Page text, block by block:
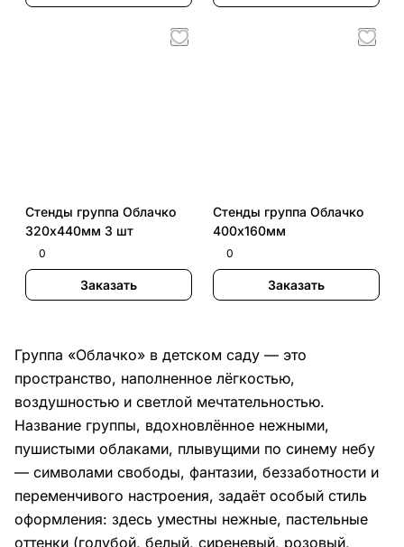
Стенды группа Облачко
320х440мм 3 шт
0
Заказать
Стенды группа Облачко
400х160мм
0
Заказать
Группа «Облачко» в детском саду — это
пространство, наполненное лёгкостью,
воздушностью и светлой мечтательностью.
Название группы, вдохновлённое нежными,
пушистыми облаками, плывущими по синему небу
— символами свободы, фантазии, беззаботности и
переменчивого настроения, задаёт особый стиль
оформления: здесь уместны нежные, пастельные
оттенки (голубой, белый, сиреневый, розовый,